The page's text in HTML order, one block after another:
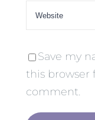
Save my
this browser
comment.